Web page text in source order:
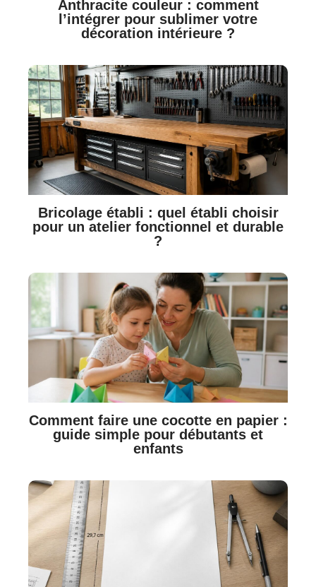
Anthracite couleur : comment
l’intégrer pour sublimer votre
décoration intérieure ?
Bricolage établi : quel établi choisir
pour un atelier fonctionnel et durable
?
Comment faire une cocotte en papier :
guide simple pour débutants et
enfants